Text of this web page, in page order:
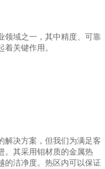
领域之一，其中精度、可靠
关键作用。
解决方案，但我们为满足客
。其采用钼材质的金属热
的洁净度。热区内可以保证